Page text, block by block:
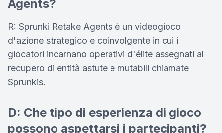
Agents?
R: Sprunki Retake Agents è un videogioco
d'azione strategico e coinvolgente in cui i
giocatori incarnano operativi d'élite assegnati al
recupero di entità astute e mutabili chiamate
Sprunkis.
D: Che tipo di esperienza di gioco
possono aspettarsi i partecipanti?